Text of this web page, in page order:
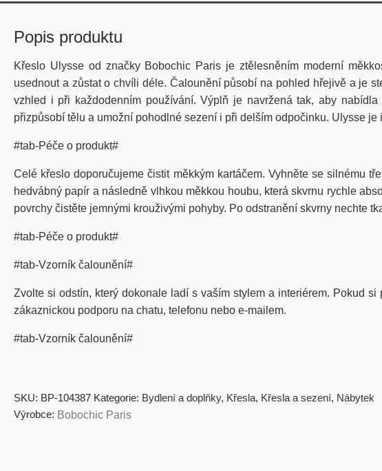
Popis produktu
Křeslo Ulysse od značky Bobochic Paris je ztělesněním moderní
usednout a zůstat o chvíli déle. Čalounění působí na pohled hřejivě a je
vzhled i při každodenním používání. Výplň je navržená tak, aby
přizpůsobí tělu a umožní pohodlné sezení i při delším odpočinku. Ulysse
#tab-Péče o produkt#
Celé křeslo doporučujeme čistit měkkým kartáčem. Vyhněte se silnému
hedvábný papír a následně vlhkou měkkou houbu, která skvrnu rychle
povrchy čistěte jemnými krouživými pohyby. Po odstranění skvrny nechte
#tab-Péče o produkt#
#tab-Vzorník čalounění#
Zvolte si odstín, který dokonale ladí s vaším stylem a interiérem. Pokud
zákaznickou podporu na chatu, telefonu nebo e-mailem.
#tab-Vzorník čalounění#
SKU: BP-104387 Kategorie: Bydlení a doplňky, Křesla, Křesla a sezení, Nábytek
Výrobce: Bobochic Paris